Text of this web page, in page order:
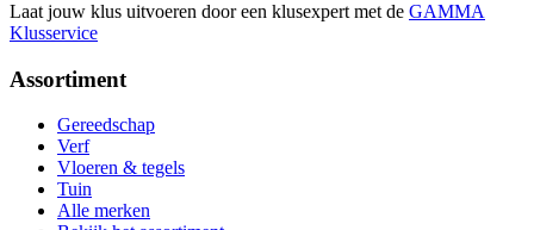
Laat jouw klus uitvoeren door een klusexpert met de GAMMA
Klusservice
Assortiment
Gereedschap
Verf
Vloeren & tegels
Tuin
Alle merken